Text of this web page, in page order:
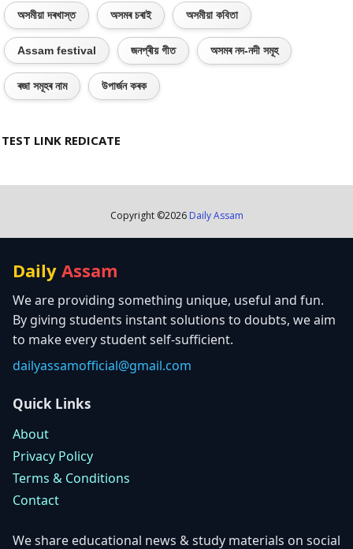
অসমীয়া দৰখাস্ত অসমৰ চৰাই অসমীয়া কবিতা
Assam festival জনপ্ৰীয় গীত অসমৰ নদ-নদী সমূহ
ৰজা সমূহৰ নাম উপাৰ্জন কৰক
TEST LINK REDICATE
Copyright ©2026 Daily Assam
Daily Assam
We are providing something unique, useful and fun.
By giving students instant solutions to doubts, we aim
to make every student self-sufficient.
dailyassamofficial@gmail.com
Quick Links
About
Privacy Policy
Terms & Conditions
Contact
We share educational news & study materials on social